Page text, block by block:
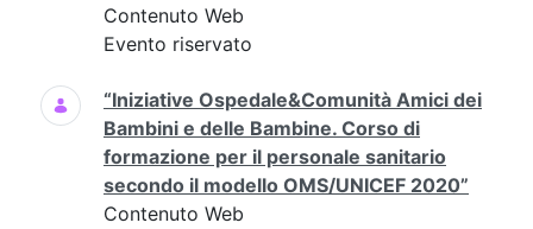
Contenuto Web
Evento riservato
“Iniziative Ospedale&Comunità Amici dei
Bambini e delle Bambine. Corso di
formazione per il personale sanitario
secondo il modello OMS/UNICEF 2020”
Contenuto Web